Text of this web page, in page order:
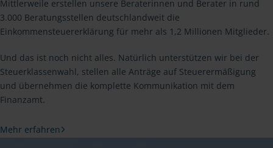
Mittlerweile erstellen unsere Beraterinnen und Berater in rund
3.000 Beratungsstellen deutschlandweit die
Einkommensteuererklärung für mehr als 1,2 Millionen Mitglieder.
Und das ist noch nicht alles. Natürlich unterstützen wir bei der
Steuerklassenwahl, stellen alle Anträge auf Steuerermäßigung
und übernehmen die komplette Kommunikation mit dem
Finanzamt.
Mehr erfahren